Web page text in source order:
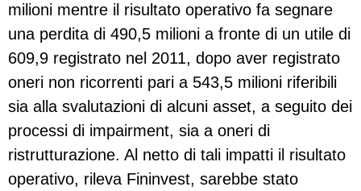
milioni mentre il risultato operativo fa segnare
una perdita di 490,5 milioni a fronte di un utile di
609,9 registrato nel 2011, dopo aver registrato
oneri non ricorrenti pari a 543,5 milioni riferibili
sia alla svalutazioni di alcuni asset, a seguito dei
processi di impairment, sia a oneri di
ristrutturazione. Al netto di tali impatti il risultato
operativo, rileva Fininvest, sarebbe stato